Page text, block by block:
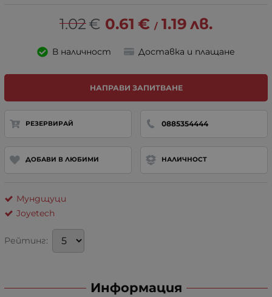
1.02€ 0.61 € / 1.19 лв.
В наличност Доставка и плащане
НАПРАВИ ЗАПИТВАНЕ
РЕЗЕРВИРАЙ 0885354444
ДОБАВИ В ЛЮБИМИ НАЛИЧНОСТ
Мундщуци
Joyetech
Рейтинг:
Информация